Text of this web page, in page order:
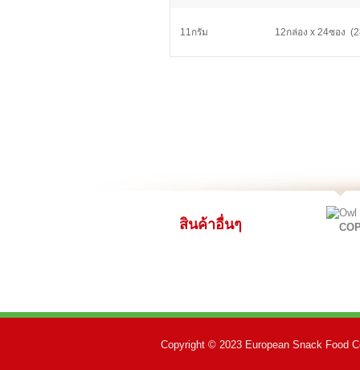
11กรัม 12กล่อง x 24ซอง
สินค้าอื่นๆ
Copyright © 2023 European Snack Food